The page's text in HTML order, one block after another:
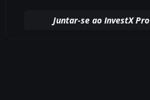
Juntar-se ao InvestX Pro